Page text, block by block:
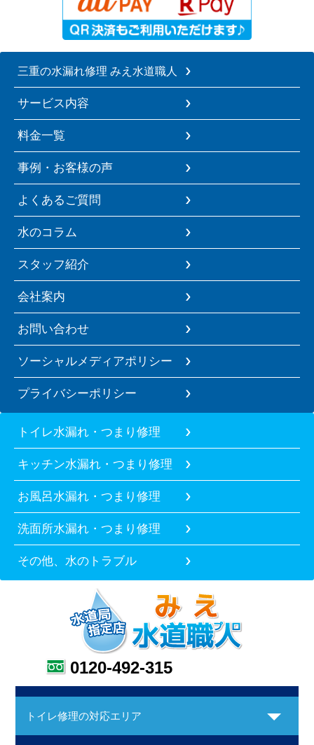
三重の水漏れ修理 みえ水道職人
サービス内容
料金一覧
事例・お客様の声
よくあるご質問
水のコラム
スタッフ紹介
会社案内
お問い合わせ
ソーシャルメディアポリシー
プライバシーポリシー
トイレ水漏れ・つまり修理
キッチン水漏れ・つまり修理
お風呂水漏れ・つまり修理
洗面所水漏れ・つまり修理
その他、水のトラブル
0120-492-315
トイレ修理の対応エリア